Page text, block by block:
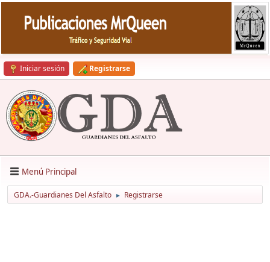
Iniciar sesión Registrarse
Menú Principal
GDA.-Guardianes Del Asfalto ► Registrarse